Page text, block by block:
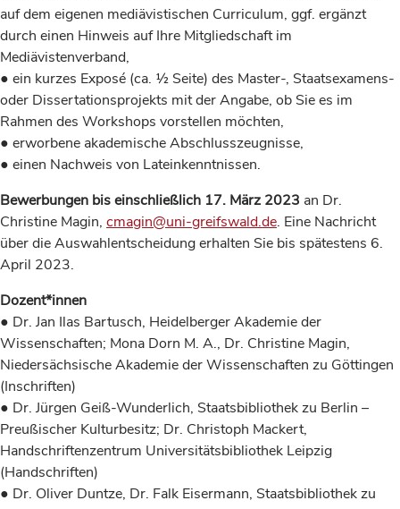
auf dem eigenen mediävistischen Curriculum, ggf. ergänzt
durch einen Hinweis auf Ihre Mitgliedschaft im
Mediävistenverband,
● ein kurzes Exposé (ca. ½ Seite) des Master-, Staatsexamens-
oder Dissertationsprojekts mit der Angabe, ob Sie es im
Rahmen des Workshops vorstellen möchten,
● erworbene akademische Abschlusszeugnisse,
● einen Nachweis von Lateinkenntnissen.
Bewerbungen bis einschließlich 17. März 2023 an Dr.
Christine Magin, cmagin@uni-greifswald.de. Eine Nachricht
über die Auswahlentscheidung erhalten Sie bis spätestens 6.
April 2023.
Dozent*innen
● Dr. Jan Ilas Bartusch, Heidelberger Akademie der
Wissenschaften; Mona Dorn M. A., Dr. Christine Magin,
Niedersächsische Akademie der Wissenschaften zu Göttingen
(Inschriften)
● Dr. Jürgen Geiß-Wunderlich, Staatsbibliothek zu Berlin –
Preußischer Kulturbesitz; Dr. Christoph Mackert,
Handschriftenzentrum Universitätsbibliothek Leipzig
(Handschriften)
● Dr. Oliver Duntze, Dr. Falk Eisermann, Staatsbibliothek zu